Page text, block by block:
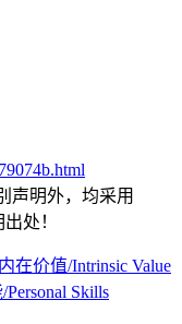
声明外，均采用
处！
在价值/Intrinsic Value
Skills